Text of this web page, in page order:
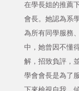
在學長姐的推薦
會長。她認為系
為所有同學服務
中，她曾因不懂
解，招致負評，
學會會長是為了